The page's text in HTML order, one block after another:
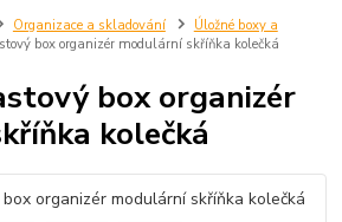
Organizace a skladování
Úložné boxy a
box organizér modulární skříňka kolečká
box organizér
kolečká